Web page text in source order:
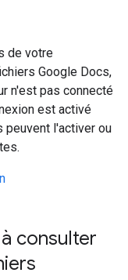
de votre
Google Docs,
n'est pas connecté
est activé
peuvent l'activer ou
consulter